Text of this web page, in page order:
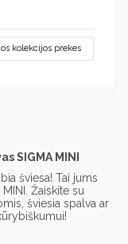
kolekcijos prekes
SIGMA MINI
šviesa! Tai jums
Žaiskite su
šviesia spalva ar